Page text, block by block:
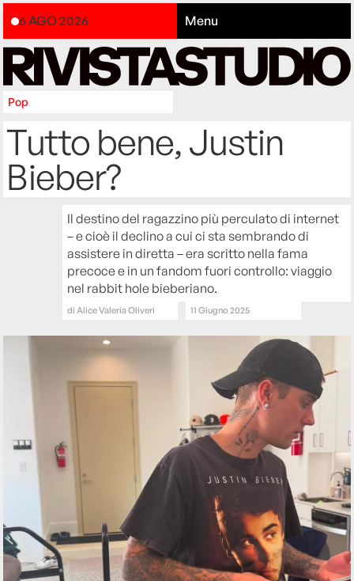
6 AGO 2026 Menu
Pop
Tutto bene, Justin
Bieber?
Il destino del ragazzino più perculato di internet
– e cioè il declino a cui ci sta sembrando di
assistere in diretta – era scritto nella fama
precoce e in un fandom fuori controllo: viaggio
nel rabbit hole bieberiano.
diAlice Valeria Oliveri 11 Giugno 2025